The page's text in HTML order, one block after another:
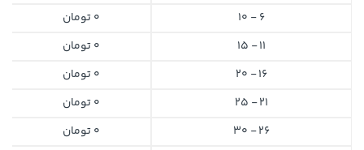
6 - 10
0تومان
11 - 15
0تومان
16 - 20
0تومان
21 - 25
0تومان
26 - 30
0تومان